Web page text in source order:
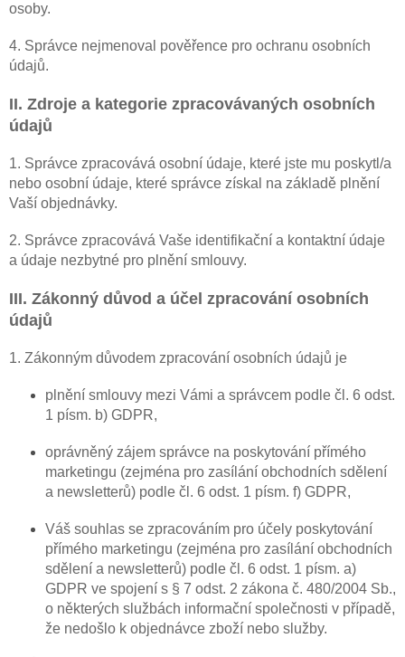
osoby.
4. Správce nejmenoval pověřence pro ochranu osobních
údajů.
II. Zdroje a kategorie zpracovávaných osobních
údajů
1. Správce zpracovává osobní údaje, které jste mu poskytl/a
nebo osobní údaje, které správce získal na základě plnění
Vaší objednávky.
2. Správce zpracovává Vaše identifikační a kontaktní údaje
a údaje nezbytné pro plnění smlouvy.
III. Zákonný důvod a účel zpracování osobních
údajů
1. Zákonným důvodem zpracování osobních údajů je
plnění smlouvy mezi Vámi a správcem podle čl. 6 odst.
1 písm. b) GDPR,
oprávněný zájem správce na poskytování přímého
marketingu (zejména pro zasílání obchodních sdělení
a newsletterů) podle čl. 6 odst. 1 písm. f) GDPR,
Váš souhlas se zpracováním pro účely poskytování
přímého marketingu (zejména pro zasílání obchodních
sdělení a newsletterů) podle čl. 6 odst. 1 písm. a)
GDPR ve spojení s § 7 odst. 2 zákona č. 480/2004 Sb.,
o některých službách informační společnosti v případě,
že nedošlo k objednávce zboží nebo služby.